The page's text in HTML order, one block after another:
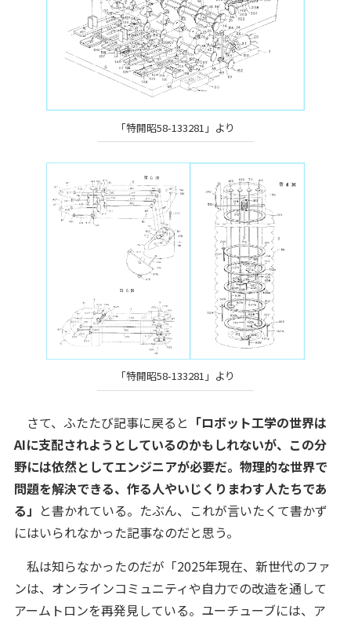
「特開昭58-133281」より
「特開昭58-133281」より
さて、ふたたび記事に戻ると 「ロボット工学の世界は
AIに支配されようとしているのかもしれないが、この分
野には依然としてエンジニアが必要だ。物理的な世界で
問題を解決できる、作る人やいじくりまわす人たちであ
る」 と書かれている。たぶん、これが言いたくて書かず
にはいられなかった記事なのだと思う。
私は知らなかったのだが「2025年現在、新世代のファ
ンは、オンラインコミュニティや自力での改造を通して
アームトロンを再発見している。ユーチューブには、ア